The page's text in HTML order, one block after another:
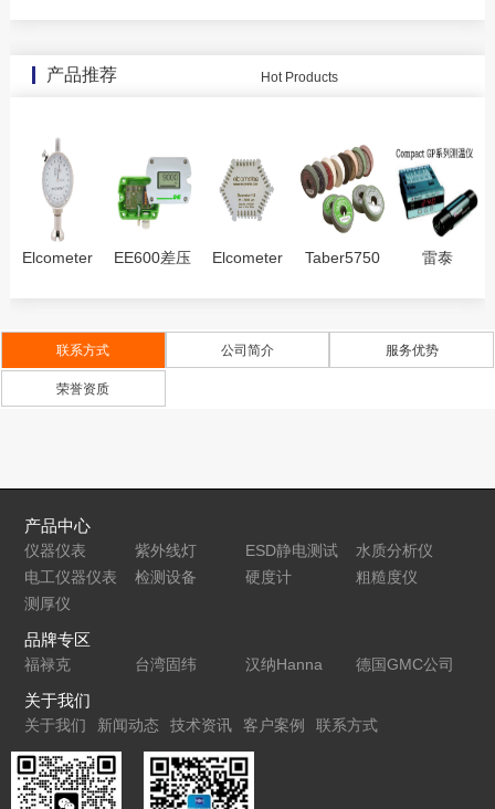
产品推荐 Hot Products
Elcometer
EE600差压
Elcometer
钢)K0003236M201
Taber5750
雷泰
仪,RAYTEK
GPSSF激光
联系方式 公司简介 服务优势
荣誉资质
产品中心
仪器仪表 紫外线灯
ESD静电测试
仪
水质分析仪
电工仪器仪表
检测设备 硬度计
粗糙度仪
测厚仪
品牌专区
福禄克 台湾固纬 汉纳Hanna 德国GMC公司
关于我们
关于我们 新闻动态 技术资讯 客户案例 联系方式